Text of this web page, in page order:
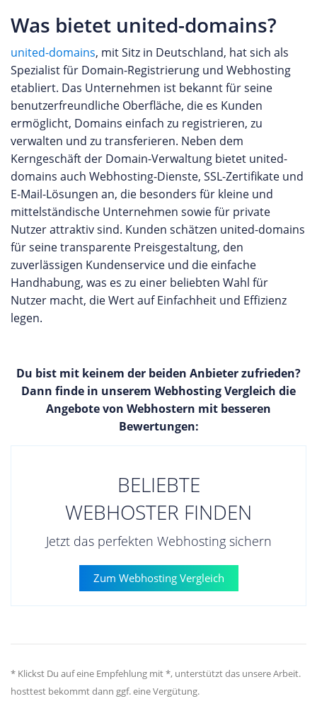
Was bietet united-domains?
united-domains, mit Sitz in Deutschland, hat sich als
Spezialist für Domain-Registrierung und Webhosting
etabliert. Das Unternehmen ist bekannt für seine
benutzerfreundliche Oberfläche, die es Kunden
ermöglicht, Domains einfach zu registrieren, zu
verwalten und zu transferieren. Neben dem
Kerngeschäft der Domain-Verwaltung bietet united-
domains auch Webhosting-Dienste, SSL-Zertifikate und
E-Mail-Lösungen an, die besonders für kleine und
mittelständische Unternehmen sowie für private
Nutzer attraktiv sind. Kunden schätzen united-domains
für seine transparente Preisgestaltung, den
zuverlässigen Kundenservice und die einfache
Handhabung, was es zu einer beliebten Wahl für
Nutzer macht, die Wert auf Einfachheit und Effizienz
legen.
Du bist mit keinem der beiden Anbieter zufrieden?
Dann finde in unserem Webhosting Vergleich die
Angebote von Webhostern mit besseren
Bewertungen:
BELIEBTE
WEBHOSTER FINDEN
Jetzt das perfekten Webhosting sichern
Zum Webhosting Vergleich
* Klickst Du auf eine Empfehlung mit *, unterstützt das unsere Arbeit.
hosttest bekommt dann ggf. eine Vergütung.